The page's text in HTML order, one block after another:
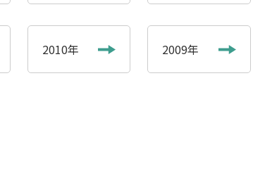
2010年 2009年